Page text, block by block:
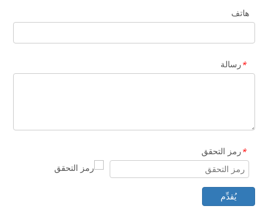
هاتف
*رسالة
*رمز التحقق
يُقدِّم